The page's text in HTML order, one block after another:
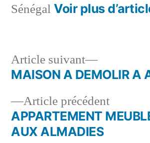
Sénégal Voir plus
Navigation
de
l’article
Article précédentArticle
APPARTEMENT
AUX ALMADIES
Article suivant
Article
suivant :
MAISON A DEMOLIR A